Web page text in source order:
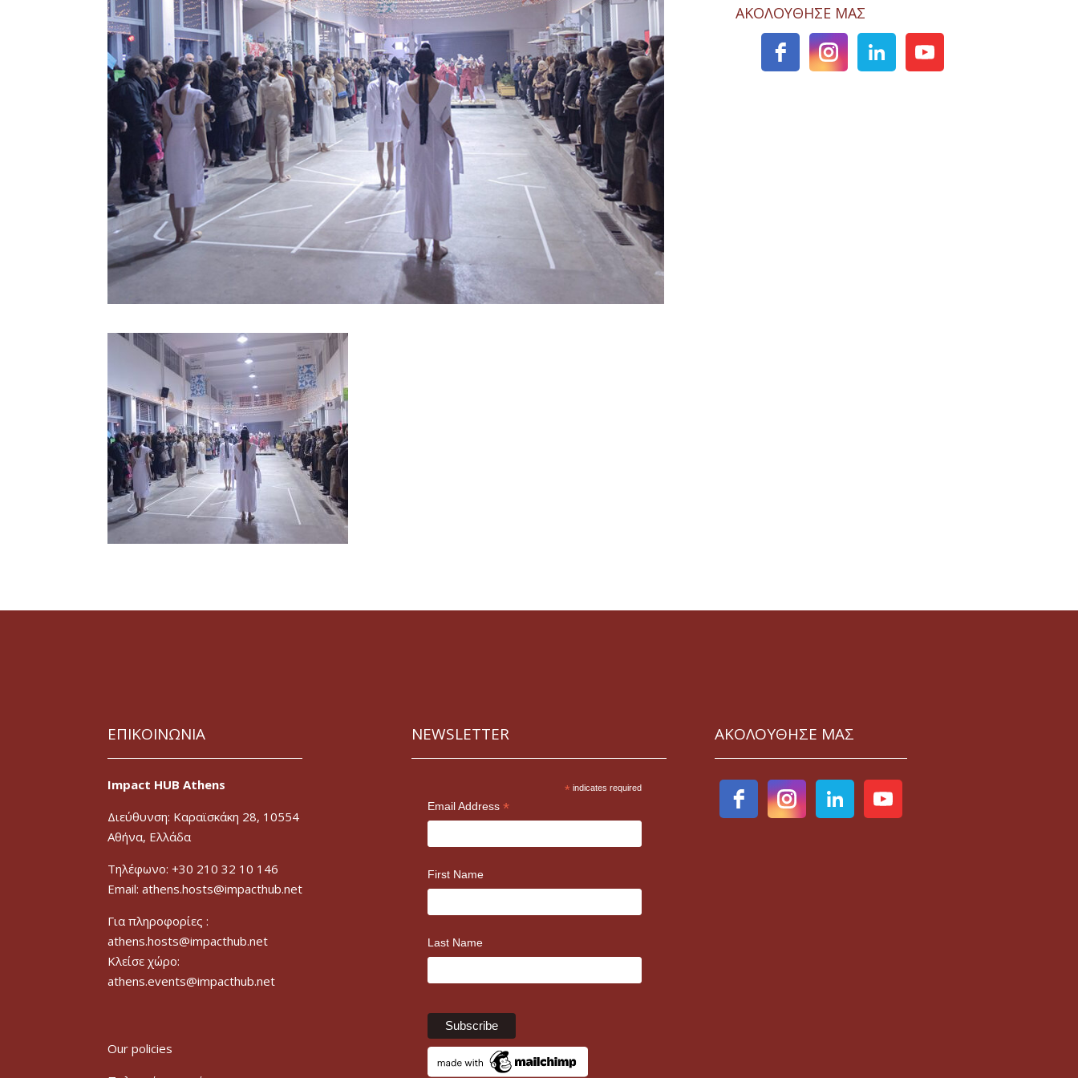
ΑΚΟΛΟΥΘΗΣΕ ΜΑΣ
ΕΠΙΚΟΙΝΩΝΙΑ
Impact HUB Athens
Διεύθυνση: Καραϊσκάκη 28, 10554
Αθήνα, Ελλάδα
Τηλέφωνο: +30 210 32 10 146
Email: athens.hosts@impacthub.net
Για πληροφορίες :
athens.hosts@impacthub.net
Κλείσε χώρο:
athens.events@impacthub.net
Our policies
NEWSLETTER
* indicates required
Email Address *
First Name
Last Name
ΑΚΟΛΟΥΘΗΣΕ ΜΑΣ